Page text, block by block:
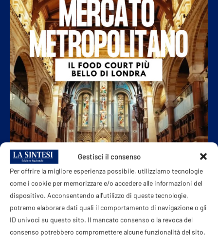
Gestisci il consenso
Per offrire la migliore esperienza possibile, utilizziamo tecnologie
come i cookie per memorizzare e/o accedere alle informazioni del
dispositivo. Acconsentendo all'utilizzo di queste tecnologie,
potremo elaborare dati quali il comportamento di navigazione o gli
ID univoci su questo sito. Il mancato consenso o la revoca del
consenso potrebbero compromettere alcune funzionalità del sito.